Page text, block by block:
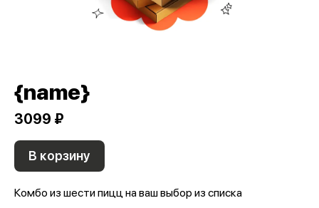
{name}
3099 ₽
В корзину
Комбо из шести пицц на ваш выбор из списка